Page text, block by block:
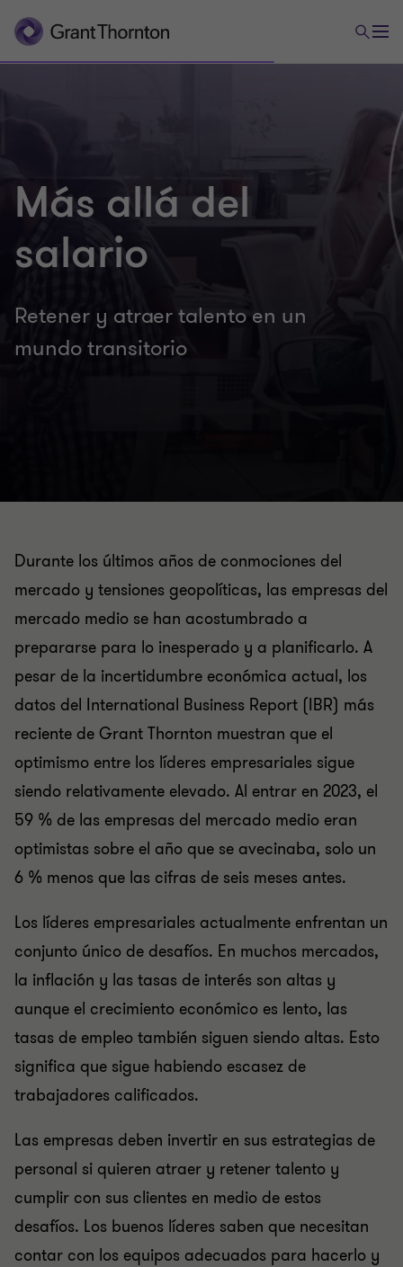
Más allá del
salario
Retener y atraer talento en un
mundo transitorio
Durante los últimos años de conmociones del
mercado y tensiones geopolíticas, las empresas del
mercado medio se han acostumbrado a
prepararse para lo inesperado y a planificarlo. A
pesar de la incertidumbre económica actual, los
datos del International Business Report (IBR) más
reciente de Grant Thornton muestran que el
optimismo entre los líderes empresariales sigue
siendo relativamente elevado. Al entrar en 2023, el
59 % de las empresas del mercado medio eran
optimistas sobre el año que se avecinaba, solo un
6 % menos que las cifras de seis meses antes.
Los líderes empresariales actualmente enfrentan un
conjunto único de desafíos. En muchos mercados,
la inflación y las tasas de interés son altas y
aunque el crecimiento económico es lento, las
tasas de empleo también siguen siendo altas. Esto
significa que sigue habiendo escasez de
trabajadores calificados.
Las empresas deben invertir en sus estrategias de
personal si quieren atraer y retener talento y
cumplir con sus clientes en medio de estos
desafíos. Los buenos líderes saben que necesitan
contar con los equipos adecuados para hacerlo y